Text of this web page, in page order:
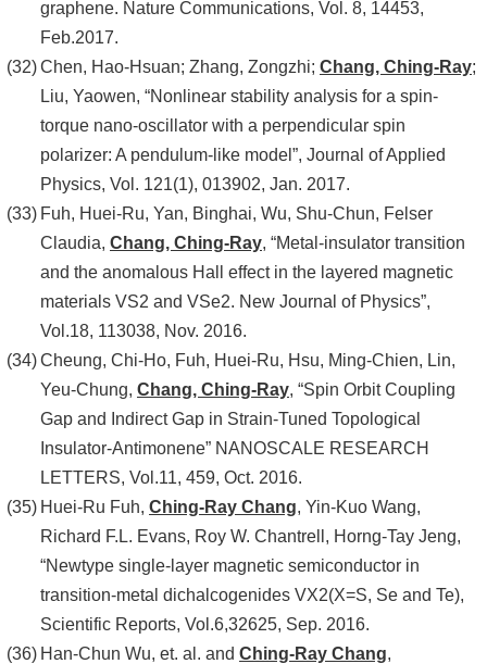
graphene. Nature Communications, Vol. 8, 14453,
Feb.2017.
Chen, Hao-Hsuan; Zhang, Zongzhi; Chang, Ching-Ray;
Liu, Yaowen, “Nonlinear stability analysis for a spin-
torque nano-oscillator with a perpendicular spin
polarizer: A pendulum-like model”, Journal of Applied
Physics, Vol. 121(1), 013902, Jan. 2017.
Fuh, Huei-Ru, Yan, Binghai, Wu, Shu-Chun, Felser
Claudia, Chang, Ching-Ray, “Metal-insulator transition
and the anomalous Hall effect in the layered magnetic
materials VS2 and VSe2. New Journal of Physics”,
Vol.18, 113038, Nov. 2016.
Cheung, Chi-Ho, Fuh, Huei-Ru, Hsu, Ming-Chien, Lin,
Yeu-Chung, Chang, Ching-Ray, “Spin Orbit Coupling
Gap and Indirect Gap in Strain-Tuned Topological
Insulator-Antimonene” NANOSCALE RESEARCH
LETTERS, Vol.11, 459, Oct. 2016.
Huei-Ru Fuh, Ching-Ray Chang, Yin-Kuo Wang,
Richard F.L. Evans, Roy W. Chantrell, Horng-Tay Jeng,
“Newtype single-layer magnetic semiconductor in
transition-metal dichalcogenides VX2(X=S, Se and Te),
Scientific Reports, Vol.6,32625, Sep. 2016.
Han-Chun Wu, et. al. and Ching-Ray Chang,